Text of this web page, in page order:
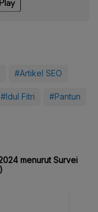
#Artikel SEO
#Idul Fitri #Pantun